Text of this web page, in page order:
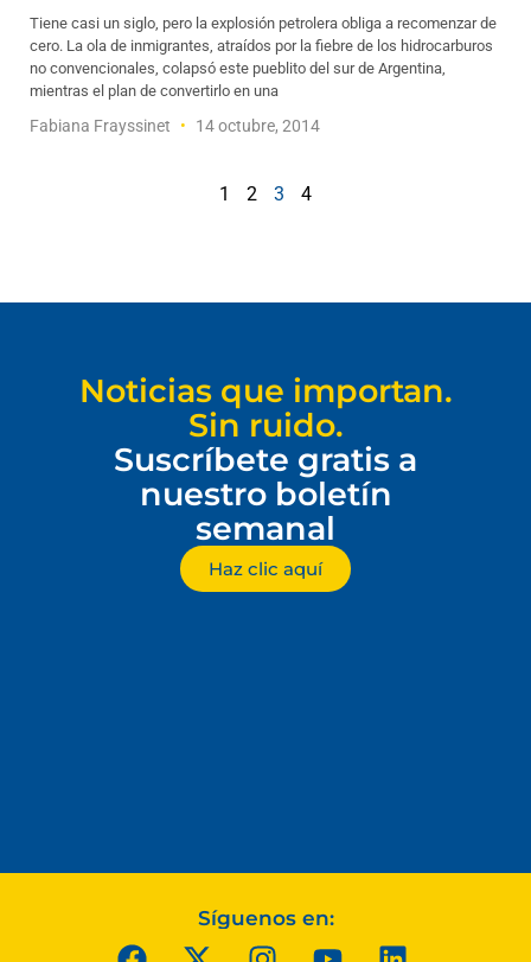
Tiene casi un siglo, pero la explosión petrolera obliga a recomenzar de
cero. La ola de inmigrantes, atraídos por la fiebre de los hidrocarburos
no convencionales, colapsó este pueblito del sur de Argentina,
mientras el plan de convertirlo en una
Fabiana Frayssinet 14 octubre, 2014
1 2 3 4
Noticias que importan.
Sin ruido.
Suscríbete gratis a
nuestro boletín
semanal
Haz clic aquí
Síguenos en: